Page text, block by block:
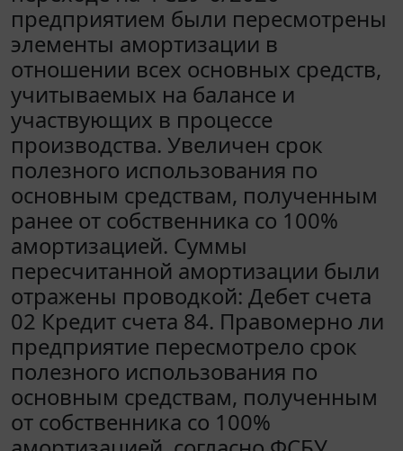
предприятием были пересмотрены
элементы амортизации в
отношении всех основных средств,
учитываемых на балансе и
участвующих в процессе
производства. Увеличен срок
полезного использования по
основным средствам, полученным
ранее от собственника со 100%
амортизацией. Суммы
пересчитанной амортизации были
отражены проводкой: Дебет счета
02 Кредит счета 84. Правомерно ли
предприятие пересмотрело срок
полезного использования по
основным средствам, полученным
от собственника со 100%